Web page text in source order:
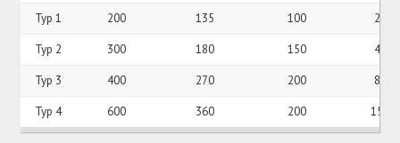
Typ 1 200 135 100 2 kg
Typ 2 300 180 150 4 kg
Typ 3 400 270 200 8 kg
Typ 4 600 360 200 15 kg